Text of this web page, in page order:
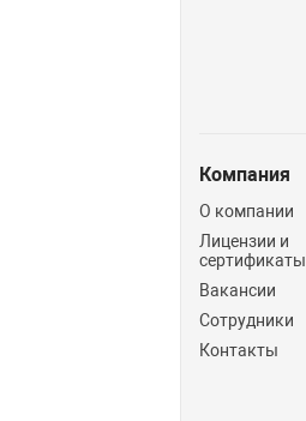
Компания
О компании
Лицензии и
сертификаты
Вакансии
Сотрудники
Контакты